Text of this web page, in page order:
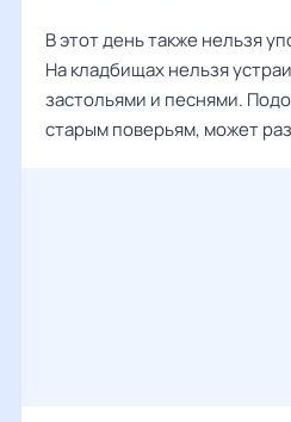
В этот день также нельзя
На кладбищах нельзя
застольями и песнями.
старым поверьям, может